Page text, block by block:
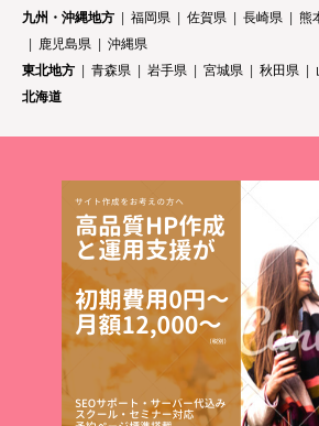
九州・沖縄地方
福岡県 佐賀県 長崎県 熊
鹿児島県
沖縄県
東北地方
青森県 岩手県 宮城県 秋田県
北海道